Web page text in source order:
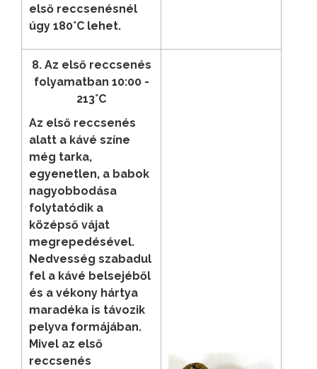
első reccsenésnél
úgy 180°C lehet.
8. Az első reccsenés
folyamatban 10:00 -
213°C
Az első reccsenés
alatt a kávé színe
még tarka,
egyenetlen, a babok
nagyobbodása
folytatódik a
középső vájat
megrepedésével.
Nedvesség szabadul
fel a kávé belsejéből
és a vékony hártya
maradéka is távozik
pelyva formájában.
Mivel az első
reccsenés